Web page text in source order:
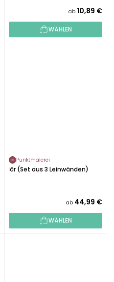
ab 10,89 €
WÄHLEN
Punktmalerei
Bär (Set aus 3 Leinwänden)
ab 44,99 €
WÄHLEN